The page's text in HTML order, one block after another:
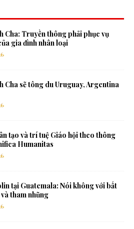
Cha: Truyền thông phải phục vụ
gia đình nhân loại
Cha sẽ tông du Uruguay, Argentina
tạo và trí tuệ Giáo hội theo thông
Humanitas
tại Guatemala: Nói không với bất
tham nhũng